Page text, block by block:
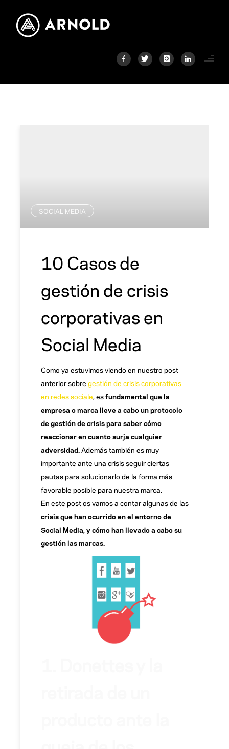
SOCIAL MEDIA
10 Casos de
gestión de crisis
corporativas en
Social Media
Como ya estuvimos viendo en nuestro post
anterior sobre gestión de crisis corporativas
en redes sociale, esfundamental que la
empresa o marca lleve a cabo un protocolo
de gestión de crisis para saber cómo
reaccionar en cuanto surja cualquier
adversidad.Además también es muy
importante ante una crisis seguir ciertas
pautas para solucionarlo de la forma más
favorable posible para nuestra marca.
En este post os vamos a contar algunas de las
crisis que han ocurrido en el entorno de
Social Media, y cómo han llevado a cabo su
gestión las marcas.